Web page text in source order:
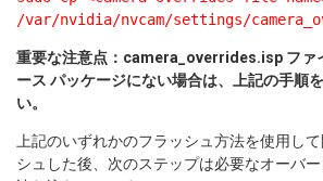
/var/nvidia/nvcam/settings/
重要な注意点：camera_overrides.isp ファ
ース パッケージにない場合は、上記の手順
い。
上記のいずれかのフラッシュ方法を使用し
シュした後、次のステップは必要なオーバ